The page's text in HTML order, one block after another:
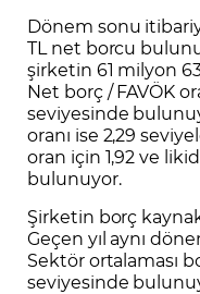
Dönem sonu
TL net borcu
şirketin 61 milyon
Net borç / FAVÖK
seviyesinde
oranı ise 2,29
oran için 1,92 ve
bulunuyor.
Şirketin borç
Geçen yıl aynı
Sektör ortalaması
seviyesinde